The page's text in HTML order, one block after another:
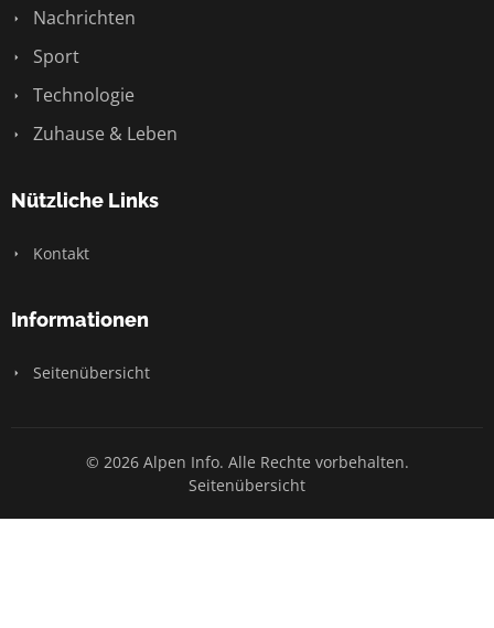
Nachrichten
Sport
Technologie
Zuhause & Leben
Nützliche Links
Kontakt
Informationen
Seitenübersicht
© 2026 Alpen Info. Alle Rechte vorbehalten.
Seitenübersicht